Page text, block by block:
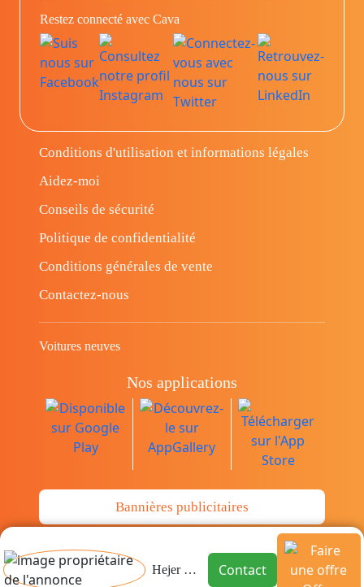
Hejer Hussein
Contact
Restez connecté avec Cava
Conditions d'utilisation et informations légales
Aidez-moi
Conseils de sécurité
Politique de confidentialité
Conditions générales de vente
Contactez-nous
Voitures neuves
Nos applications
Bannières publicitaires
© Copyright 2014-2026 Cava.tn Limited Tous